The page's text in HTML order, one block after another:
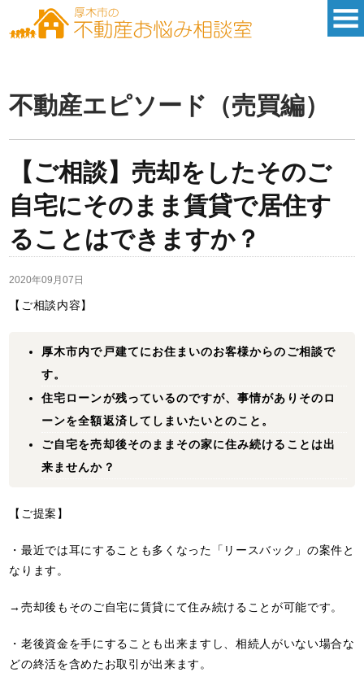
不動産エピソード（売買編）
【ご相談】売却をしたそのご
自宅にそのまま賃貸で居住す
ることはできますか？
2020年09月07日
【ご相談内容】
厚木市内で戸建てにお住まいのお客様からのご相談で
す。
住宅ローンが残っているのですが、事情がありそのロ
ーンを全額返済してしまいたいとのこと。
ご自宅を売却後そのままその家に住み続けることは出
来ませんか？
【ご提案】
・最近では耳にすることも多くなった「リースバック」の案件と
なります。
→売却後もそのご自宅に賃貸にて住み続けることが可能です。
・老後資金を手にすることも出来ますし、相続人がいない場合な
どの終活を含めたお取引が出来ます。